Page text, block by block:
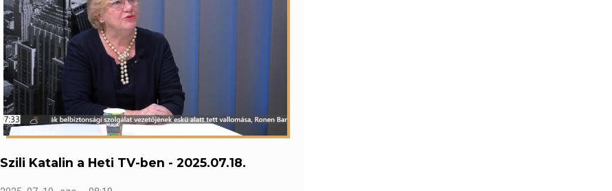
Szili Katalin a Heti TV-ben - 2025.07.18.